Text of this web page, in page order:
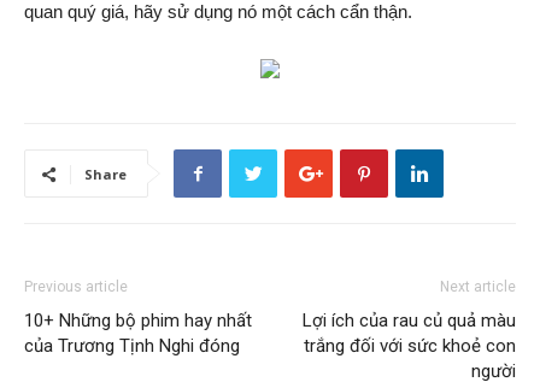
quan quý giá, hãy sử dụng nó một cách cẩn thận.
Share
Previous article
10+ Những bộ phim hay nhất
của Trương Tịnh Nghi đóng
Next article
Lợi ích của rau củ quả màu
trắng đối với sức khoẻ con
người